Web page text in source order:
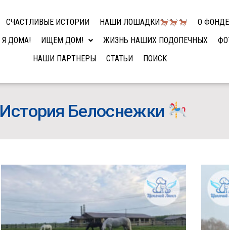
СЧАСТЛИВЫЕ ИСТОРИИ НАШИ ЛОШАДКИ О ФОНДЕ
Я ДОМА! ИЩЕМ ДОМ! ЖИЗНЬ НАШИХ ПОДОПЕЧНЫХ
НАШИ ПАРТНЕРЫ
СТАТЬИ ПОИСК
История Белоснежки